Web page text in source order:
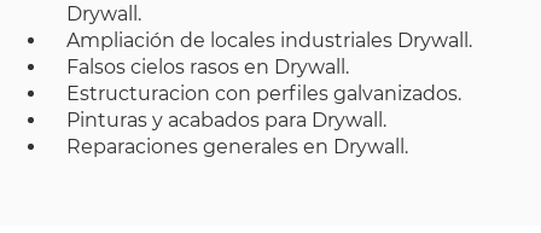
Drywall.
Ampliación de locales industriales Drywall.
Falsos cielos rasos en Drywall.
Estructuracion con perfiles galvanizados.
Pinturas y acabados para Drywall.
Reparaciones generales en Drywall.